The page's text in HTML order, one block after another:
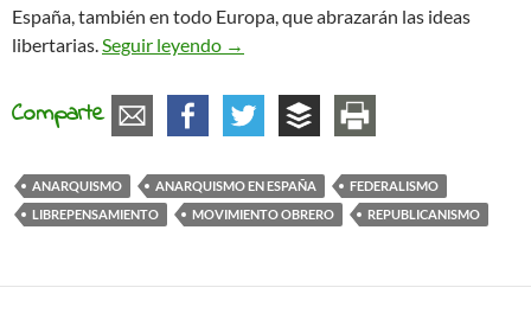
España, también en todo Europa, que abrazarán las ideas
libertarias. Seguir leyendo Confluencia entre anarquistas,
→
Comparte
ANARQUISMO ANARQUISMO EN ESPAÑA
FEDERALISMO
LIBREPENSAMIENTO
MOVIMIENTO OBRERO REPUBLICANISMO